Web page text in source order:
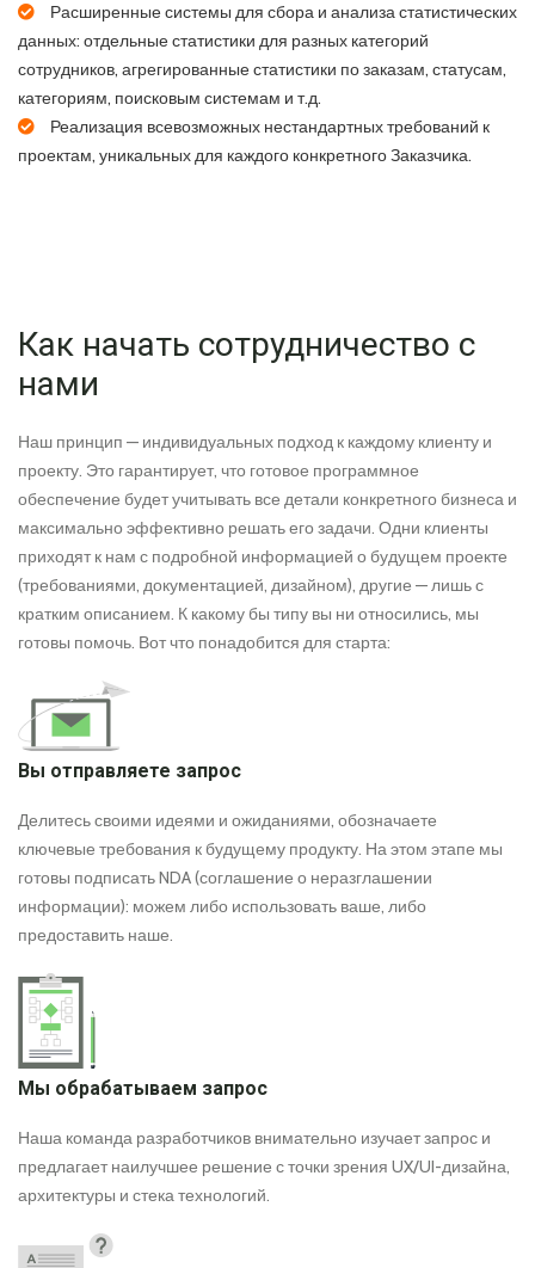
Расширенные системы для сбора и анализа статистических
данных: отдельные статистики для разных категорий
сотрудников, агрегированные статистики по заказам, статусам,
категориям, поисковым системам и т.д.
Реализация всевозможных нестандартных требований к
проектам, уникальных для каждого конкретного Заказчика.
Как начать сотрудничество с
нами
Наш принцип — индивидуальных подход к каждому клиенту и
проекту. Это гарантирует, что готовое программное
обеспечение будет учитывать все детали конкретного бизнеса и
максимально эффективно решать его задачи. Одни клиенты
приходят к нам с подробной информацией о будущем проекте
(требованиями, документацией, дизайном), другие — лишь с
кратким описанием. К какому бы типу вы ни относились, мы
готовы помочь. Вот что понадобится для старта:
Вы отправляете запрос
Делитесь своими идеями и ожиданиями, обозначаете
ключевые требования к будущему продукту. На этом этапе мы
готовы подписать NDA (соглашение о неразглашении
информации): можем либо использовать ваше, либо
предоставить наше.
Мы обрабатываем запрос
Наша команда разработчиков внимательно изучает запрос и
предлагает наилучшее решение с точки зрения UX/UI-дизайна,
архитектуры и стека технологий.